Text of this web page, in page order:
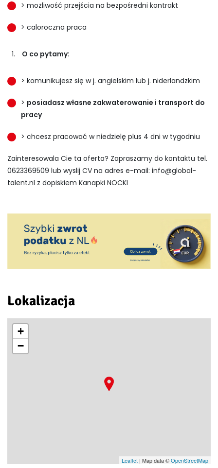
> możliwość przejścia na bezpośredni kontrakt
> caloroczna praca
O co pytamy:
> komunikujesz się w j. angielskim lub j. niderlandzkim
> posiadasz własne zakwaterowanie i transport do
pracy
> chcesz pracować w niedzielę plus 4 dni w tygodniu
Zainteresowala Cie ta oferta? Zapraszamy do kontaktu tel.
0623369509 lub wyslij CV na adres e-mail: info@global-
talent.nl z dopiskiem Kanapki NOCKI
Lokalizacja
+
−
Leaflet | Map data ©OpenStreetMap